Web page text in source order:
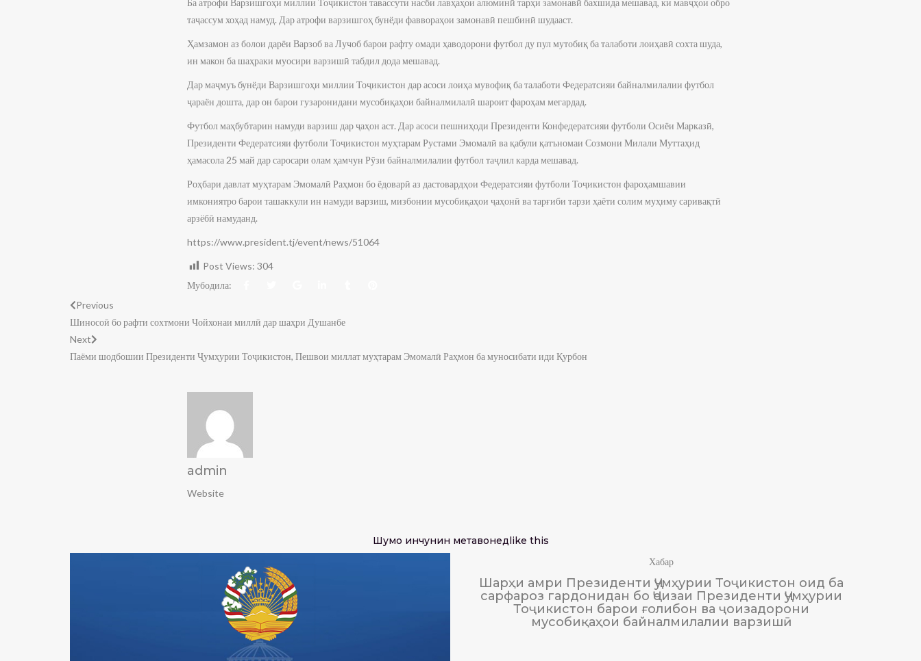
таҷассум хоҳад намуд. Дар атрофи варзишгоҳ бунёди фаввораҳои замонавӣ пешбинӣ шудааст.
Ҳамзамон аз болои дарёи Варзоб ва Лучоб барои рафту омади ҳаводорони футбол ду пул мутобиқ ба талаботи лоиҳавӣ сохта шуда,
ин макон ба шаҳраки муосири варзишӣ табдил дода мешавад.
Дар маҷмуъ бунёди Варзишгоҳи миллии Тоҷикистон дар асоси лоиҳа мувофиқ ба талаботи Федератсияи байналмилалии футбол
ҷараён дошта, дар он барои гузаронидани мусобиқаҳои байналмилалӣ шароит фароҳам мегардад.
Футбол маҳбубтарин намуди варзиш дар ҷаҳон аст. Дар асоси пешниҳоди Президенти Конфедератсияи футболи Осиёи Марказӣ,
Президенти Федератсияи футболи Тоҷикистон муҳтарам Рустами Эмомалӣ ва қабули қатъномаи Созмони Милали Муттаҳид
ҳамасола 25 май дар саросари олам ҳамчун Рӯзи байналмилалии футбол таҷлил карда мешавад.
Роҳбари давлат муҳтарам Эмомалӣ Раҳмон бо ёдоварӣ аз дастовардҳои Федератсияи футболи Тоҷикистон фароҳамшавии
имкониятро барои ташаккули ин намуди варзиш, мизбонии мусобиқаҳои ҷаҳонӣ ва тарғиби тарзи ҳаёти солим муҳиму саривақтӣ
арзёбӣ намуданд.
https://www.president.tj/event/news/51064
Post Views: 304
Мубодила:
Previous
Шиносоӣ бо рафти сохтмони Чойхонаи миллӣ дар шаҳри Душанбе
Next
Паёми шодбошии Президенти Ҷумҳурии Тоҷикистон, Пешвои миллат муҳтарам Эмомалӣ Раҳмон ба муносибати иди Қурбон
admin
Website
Шумо инчунин метавонедlike this
Хабар
Шарҳи амри Президенти Ҷумҳурии Тоҷикистон оид ба
сарфароз гардонидан бо Ҷоизаи Президенти Ҷумҳурии
Тоҷикистон барои ғолибон ва ҷоизадорони
мусобиқаҳои байналмилалии варзишӣ